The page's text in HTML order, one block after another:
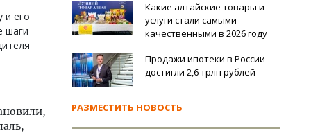
и его
шаги
Какие алтайские товары и
услуги стали самыми
качественными в 2026 году
Продажи ипотеки в России
достигли 2,6 трлн рублей
РАЗМЕСТИТЬ НОВОСТЬ